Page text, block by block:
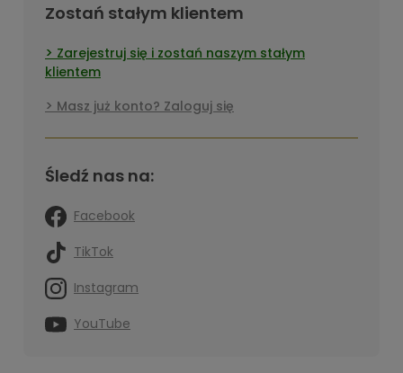
Zostań stałym klientem
Zarejestruj się i zostań naszym stałym
klientem
Masz już konto? Zaloguj się
Śledź nas na:
Facebook
TikTok
Instagram
YouTube